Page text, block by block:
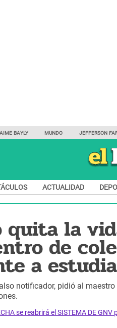
BAYLY MUNDO JEFFERSON
ACTUALIDAD
quita la
de
a
notificador, pidió al
se reabrirá el SISTEMA DE